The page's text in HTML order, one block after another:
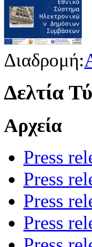
Διαδρομή:
Δελτία
Αρχεία
Press
Press
Press
Press